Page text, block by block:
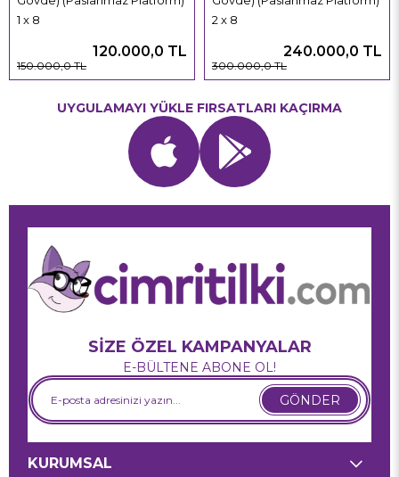
1 x 8
120.000,0 TL
150.000,0 TL
2 x 8
240.000,0 TL
300.000,0 TL
UYGULAMAYI YÜKLE FIRSATLARI KAÇIRMA
SİZE ÖZEL KAMPANYALAR
E-BÜLTENE ABONE OL!
GÖNDER
KURUMSAL